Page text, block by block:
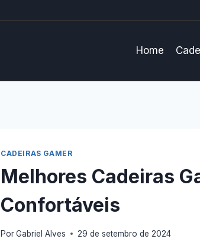
Home
CADEIRAS GAMER
Melhores Cadeiras
Confortáveis
PorGabriel Alves 29 de setembro de 2024